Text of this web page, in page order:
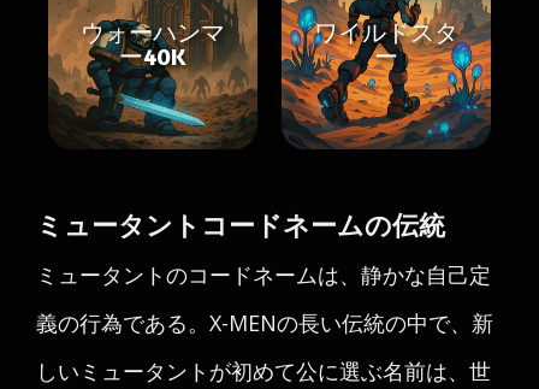
ウォーハンマ
ー40K
ワイルドスタ
ー
ミュータントコードネームの伝統
ミュータントのコードネームは、静かな自己定
義の行為である。X-MENの長い伝統の中で、新
しいミュータントが初めて公に選ぶ名前は、世